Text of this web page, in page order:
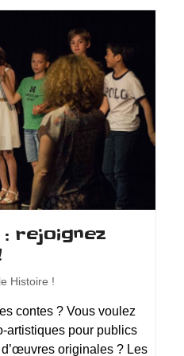
: rejoignez
Histoire !
contes ? Vous voulez
artistiques pour publics
originales ? Les